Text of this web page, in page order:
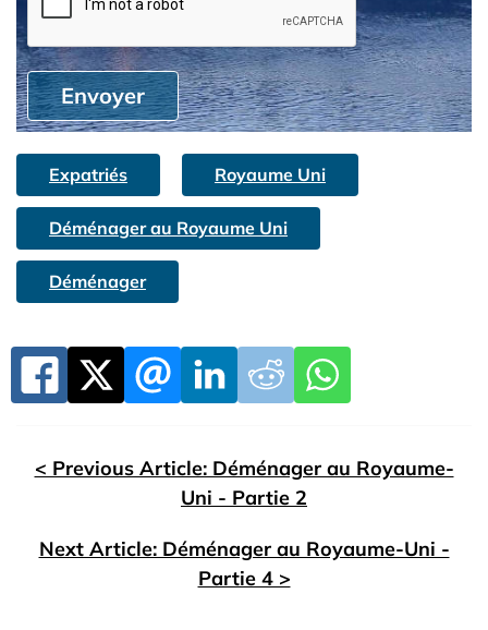
Envoyer
Expatriés Royaume Uni
Déménager au Royaume Uni
Déménager
< Previous Article: Déménager au Royaume-
Uni - Partie 2
Next Article: Déménager au Royaume-Uni -
Partie 4 >